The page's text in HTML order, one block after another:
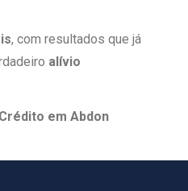
, com resultados que já
alívio
em Abdon